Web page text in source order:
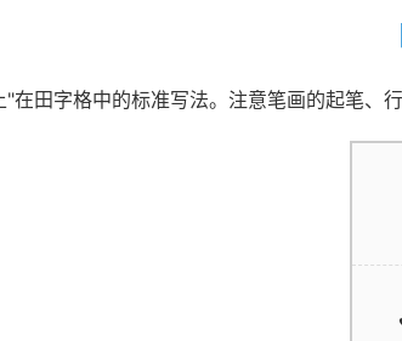
在田字格中的标准写法。注意笔画的起笔、行